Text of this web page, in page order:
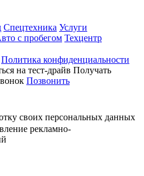
Спецтехника Услуги
с пробегом Техцентр
Политика конфиденциальности
на тест-драйв Получать
Позвонить
своих персональных данных
рекламно-